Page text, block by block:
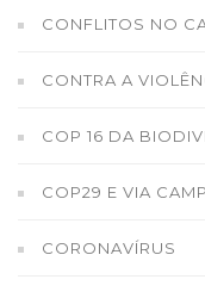
CONFLITOS NO
CONTRA A
COP 16 DA
COP29 E VIA
CORONAVÍRUS